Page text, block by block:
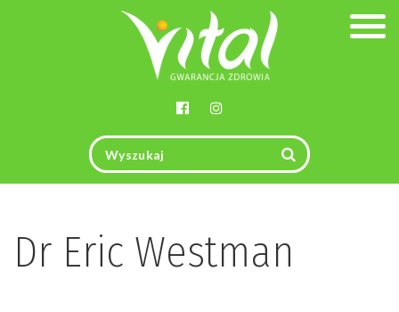
Dr Eric Westman